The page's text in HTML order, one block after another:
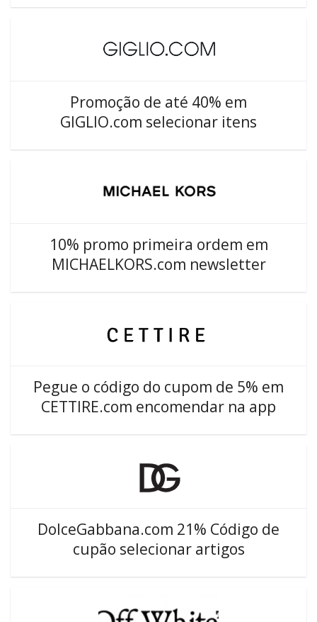
Promoção de até 40% em
GIGLIO.com selecionar itens
10% promo primeira ordem em
MICHAELKORS.com newsletter
Pegue o código do cupom de 5% em
CETTIRE.com encomendar na app
DolceGabbana.com 21% Código de
cupão selecionar artigos